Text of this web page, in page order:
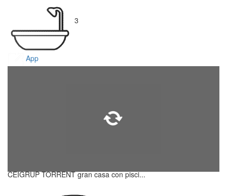
3
App
CEIGRUP TORRENT gran casa con pisci...